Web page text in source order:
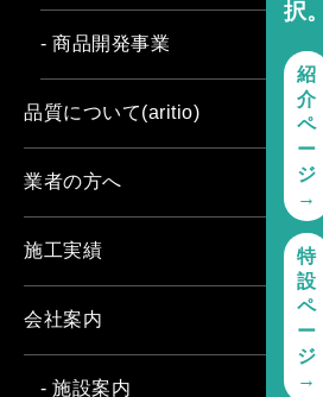
択。
紹
介
ペ
ー
ジ
→
特
設
ペ
ー
ジ
→
- 商品開発事業
品質について(aritio)
業者の方へ
施工実績
会社案内
- 施設案内